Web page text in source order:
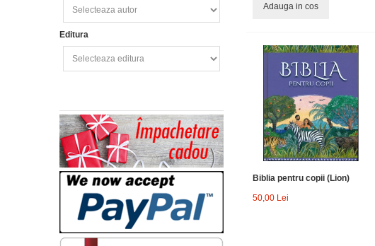
Adauga in cos
Biblia pentru copii (Lion)
50,00 Lei
Editura